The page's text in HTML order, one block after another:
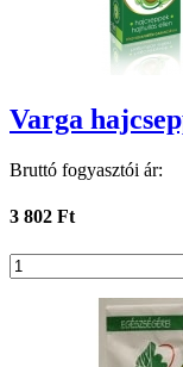
Varga
Bruttó fogyasztói ár:
3 802 Ft